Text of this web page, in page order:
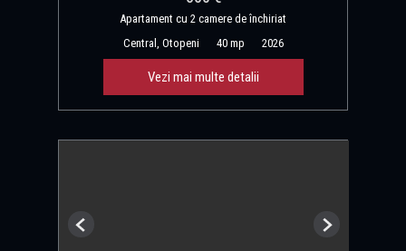
Apartament cu 2 camere de închiriat
Central, Otopeni
40 mp 2026
Vezi mai multe detalii
Previous Next